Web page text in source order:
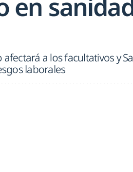
a los facultativos y
laborales